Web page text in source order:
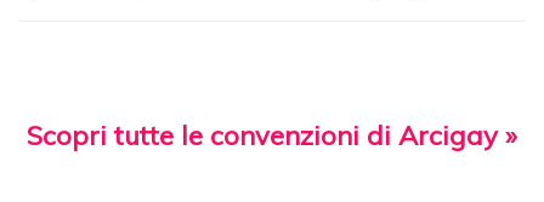
Scopri tutte le convenzioni di Arcigay »